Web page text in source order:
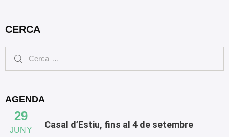
CERCA
AGENDA
29
JUNY
Casal d’Estiu, fins al 4 de setembre